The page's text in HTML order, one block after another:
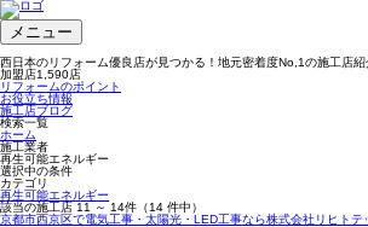
メニュー
西日本のリフォーム優良店が見つかる！地元密着度No,1の施工店紹
加盟店1,590店
リフォームのポイント
お役立ち情報
施工店ブログ
検索一覧
ホーム
施工業者
再生可能エネルギー
選択中の条件
カテゴリ
再生可能エネルギー
該当の施工店 11 ～ 14件（14 件中）
京都市西京区で電気工事・太陽光・LED工事なら株式会社リヒトテ